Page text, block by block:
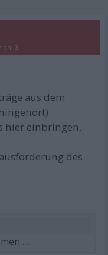
3
aus dem
hier einbringen.
des
....